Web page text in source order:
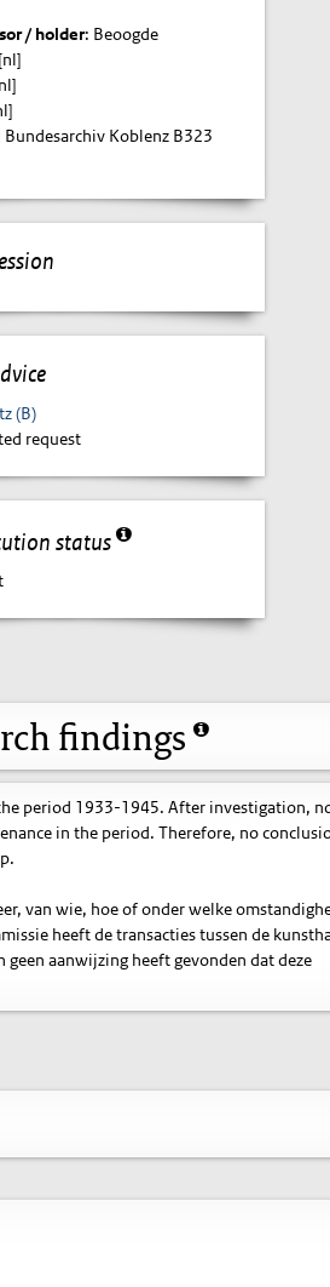
/ holder: Beoogde
Bundesarchiv Koblenz B323
(B)
request
status
findings
period 1933-1945. After investigation,
in the period. Therefore, no
van wie, hoe of onder welke
heeft de transacties tussen de
aanwijzing heeft gevonden dat deze